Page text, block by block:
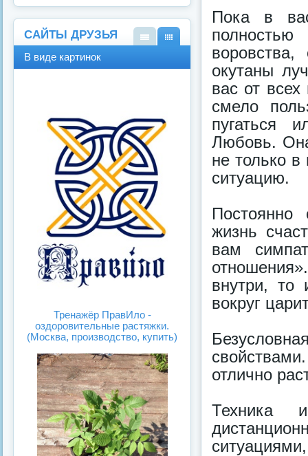
Пока в
окутаны
вас от всех
смело
пугаться
Любовь.
не только
ситуацию.
Постоянно
жизнь
вам
внутри,
вокруг
отлично
Техника
САЙТЫ ДРУЗЬЯ
В виде картинок
Тренажёр ПравИло -
оздоровительные растяжки.
(Москва, производство, купить)